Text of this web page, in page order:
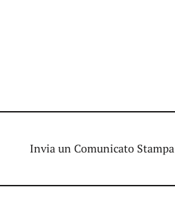
Invia un Comunicato Stampa